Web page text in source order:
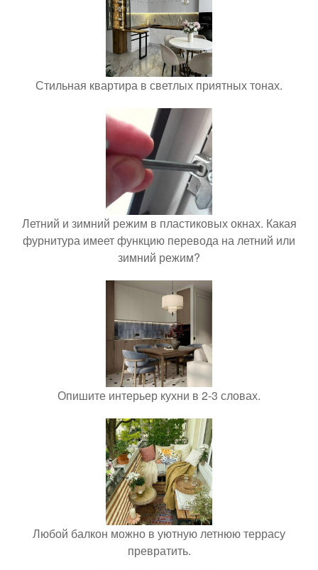
Стильная квартира в светлых приятных тонах.
Летний и зимний режим в пластиковых окнах. Какая
фурнитура имеет функцию перевода на летний или
зимний режим?
Опишите интерьер кухни в 2-3 словах.
Любой балкон можно в уютную летнюю террасу
превратить.